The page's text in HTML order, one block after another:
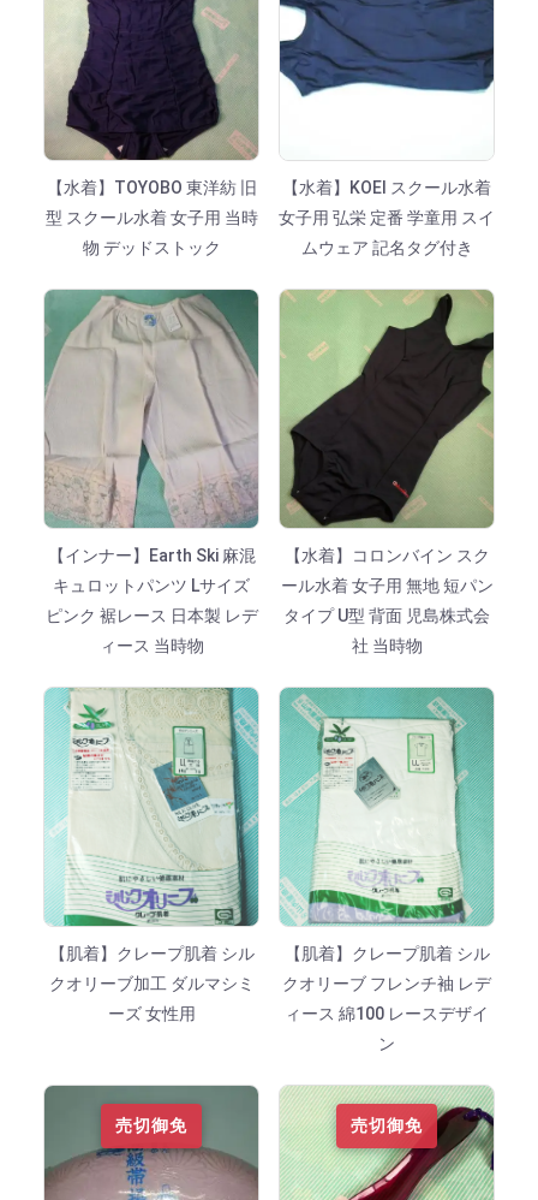
【水着】TOYOBO 東洋紡 旧
型 スクール水着 女子用 当時
物 デッドストック
【水着】KOEI スクール水着
女子用 弘栄 定番 学童用 スイ
ムウェア 記名タグ付き
【インナー】Earth Ski 麻混
キュロットパンツ Lサイズ
ピンク 裾レース 日本製 レデ
ィース 当時物
【水着】コロンバイン スク
ール水着 女子用 無地 短パン
タイプ U型 背面 児島株式会
社 当時物
【肌着】クレープ肌着 シル
クオリーブ加工 ダルマシミ
ーズ 女性用
【肌着】クレープ肌着 シル
クオリーブ フレンチ袖 レデ
ィース 綿100 レースデザイ
ン
売切御免 売切御免